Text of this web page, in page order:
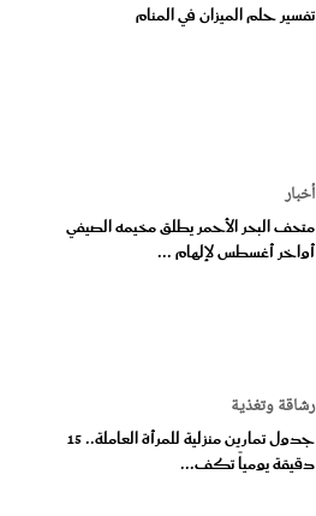
تفسير حلم الميزان في المنام
أخبار
متحف البحر الأحمر يطلق مخيمه الصيفي
أواخر أغسطس لإلهام ...
رشاقة وتغذية
جدول تمارين منزلية للمرأة العاملة.. 15
دقيقة يومياً تكف...